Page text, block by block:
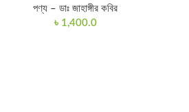
পণ্য – ডাঃ জাহাঙ্গীর কবির
৳ 1,400.0